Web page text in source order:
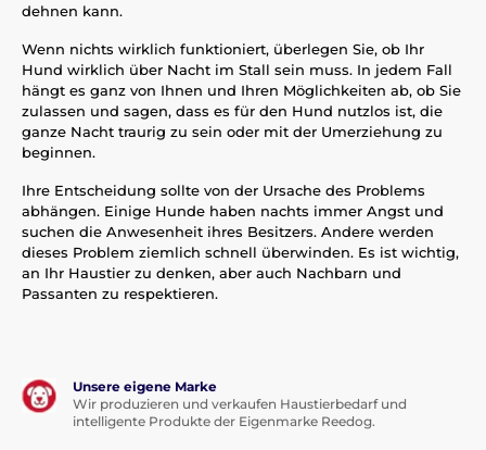
dehnen kann.
Wenn nichts wirklich funktioniert, überlegen Sie, ob Ihr
Hund wirklich über Nacht im Stall sein muss. In jedem Fall
hängt es ganz von Ihnen und Ihren Möglichkeiten ab, ob Sie
zulassen und sagen, dass es für den Hund nutzlos ist, die
ganze Nacht traurig zu sein oder mit der Umerziehung zu
beginnen.
Ihre Entscheidung sollte von der Ursache des Problems
abhängen. Einige Hunde haben nachts immer Angst und
suchen die Anwesenheit ihres Besitzers. Andere werden
dieses Problem ziemlich schnell überwinden. Es ist wichtig,
an Ihr Haustier zu denken, aber auch Nachbarn und
Passanten zu respektieren.
Unsere eigene Marke
Wir produzieren und verkaufen Haustierbedarf und
intelligente Produkte der Eigenmarke Reedog.